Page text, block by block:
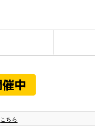
こちら